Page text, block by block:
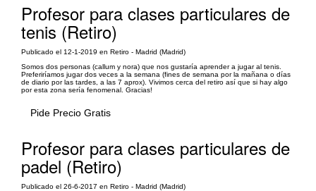
Profesor para clases particulares de
tenis (Retiro)
Publicado el 12-1-2019 en Retiro - Madrid (Madrid)
Somos dos personas (callum y nora) que nos gustaría aprender a jugar al tenis.
Preferiríamos jugar dos veces a la semana (fines de semana por la mañana o días
de diario por las tardes, a las 7 aprox). Vivimos cerca del retiro así que si hay algo
por esta zona sería fenomenal. Gracias!
Pide Precio Gratis
Profesor para clases particulares de
padel (Retiro)
Publicado el 26-6-2017 en Retiro - Madrid (Madrid)